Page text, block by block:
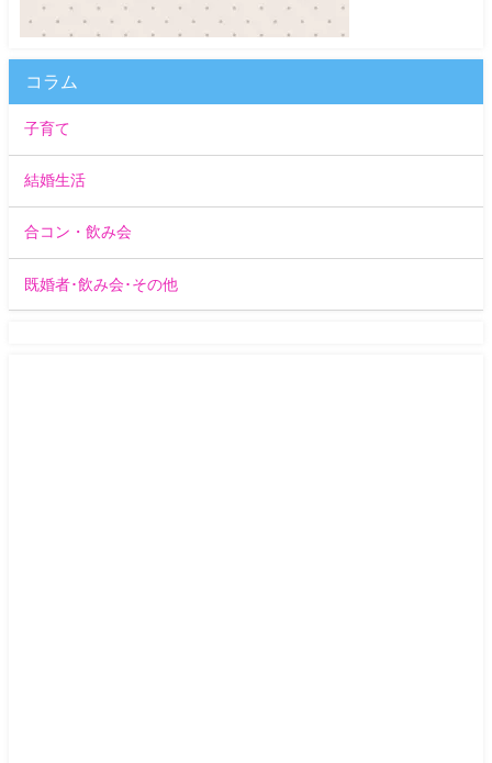
コラム
子育て
結婚生活
合コン・飲み会
既婚者･飲み会･その他